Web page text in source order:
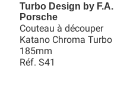
Turbo Design by F.A.
Porsche
Couteau à découper
Katano Chroma Turbo
185mm
Réf. S41